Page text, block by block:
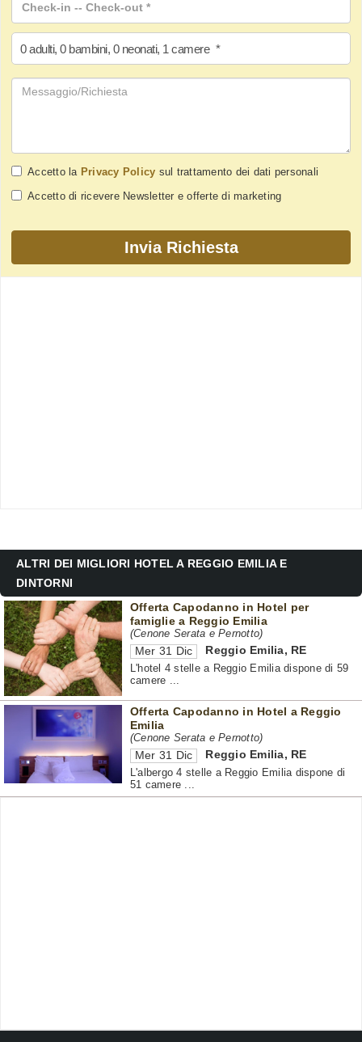
0 adulti, 0 bambini, 0 neonati, 1 camere *
Accetto la Privacy Policy sul trattamento dei dati personali
Accetto di ricevere Newsletter e offerte di marketing
ALTRI DEI MIGLIORI HOTEL A REGGIO EMILIA E
DINTORNI
Offerta Capodanno in Hotel per
famiglie a Reggio Emilia
(Cenone Serata e Pernotto)
Mer 31 Dic Reggio Emilia, RE
L'hotel 4 stelle a Reggio Emilia dispone di 59
camere ...
Offerta Capodanno in Hotel a Reggio
Emilia
(Cenone Serata e Pernotto)
Mer 31 Dic Reggio Emilia, RE
L'albergo 4 stelle a Reggio Emilia dispone di
51 camere ...